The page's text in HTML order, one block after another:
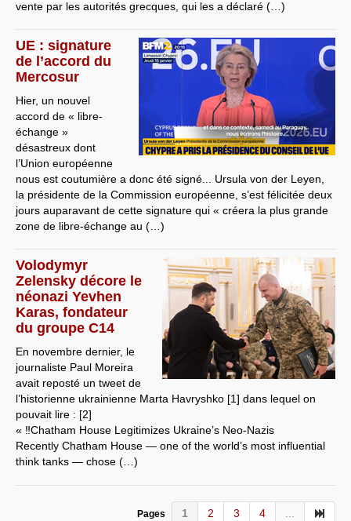
vente par les autorités grecques, qui les a déclaré (…)
UE : signature
de l’accord du
Mercosur
Hier, un nouvel
accord de « libre-
échange »
désastreux dont
l’Union européenne
nous est coutumière a donc été signé... Ursula von der Leyen,
la présidente de la Commission européenne, s’est félicitée deux
jours auparavant de cette signature qui « créera la plus grande
zone de libre-échange au (…)
Volodymyr
Zelensky décore le
néonazi Yevhen
Karas, fondateur
du groupe C14
En novembre dernier, le
journaliste Paul Moreira
avait reposté un tweet de
l’historienne ukrainienne Marta Havryshko [1] dans lequel on
pouvait lire : [2]
« ‼️Chatham House Legitimizes Ukraine’s Neo-Nazis
Recently Chatham House — one of the world’s most influential
think tanks — chose (…)
Pages 1 2 3 4 ...